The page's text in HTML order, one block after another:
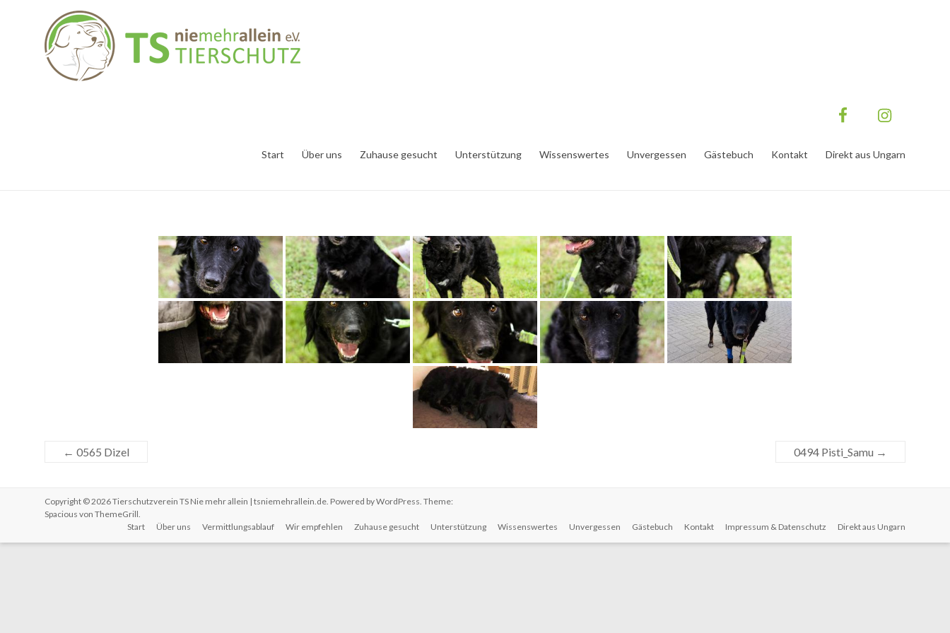
Start Über uns Zuhause gesucht Unterstützung Wissenswertes Unvergessen Gästebuch Kontakt Direkt aus Ungarn
← 0565 Dizel 0494 Pisti_Samu →
Copyright © 2026Tierschutzverein TS Nie mehr allein | tsniemehrallein.de. Powered byWordPress. Theme:
Spacious von ThemeGrill.
Start
Über uns Vermittlungsablauf Wir empfehlen Zuhause gesucht Unterstützung Wissenswertes Unvergessen Gästebuch Kontakt Impressum & Datenschutz Direkt aus Ungarn